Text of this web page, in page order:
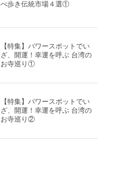
べ歩き伝統市場４選①
【特集】パワースポットでい
ざ、開運！幸運を呼ぶ 台湾の
お寺巡り①
【特集】パワースポットでい
ざ、開運！幸運を呼ぶ 台湾の
お寺巡り②